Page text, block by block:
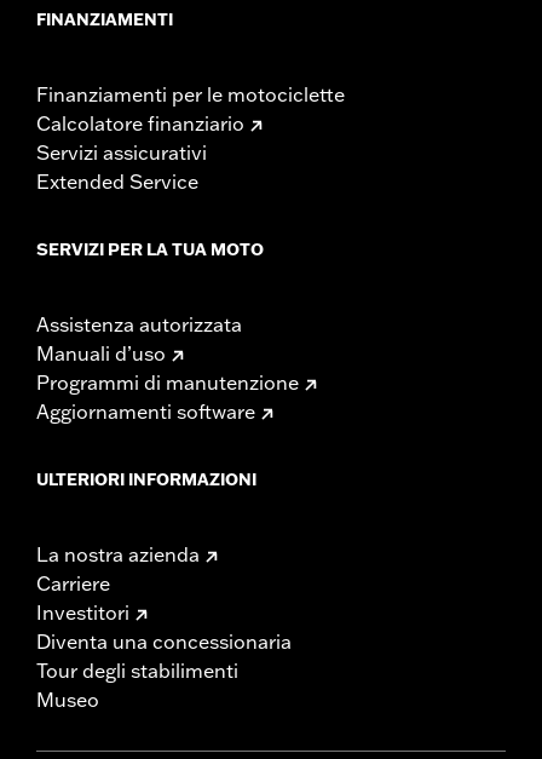
FINANZIAMENTI
Finanziamenti per le motociclette
Calcolatore finanziario
Servizi assicurativi
Extended Service
SERVIZI PER LA TUA MOTO
Assistenza autorizzata
Manuali d’uso
Programmi di manutenzione
Aggiornamenti software
ULTERIORI INFORMAZIONI
La nostra azienda
Carriere
Investitori
Diventa una concessionaria
Tour degli stabilimenti
Museo